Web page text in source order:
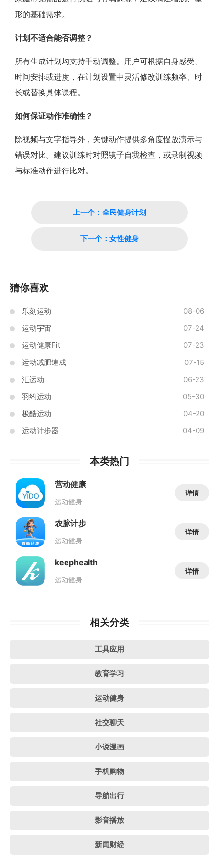
形的基础需求。
计划不适合能否调整？
所有生成计划均支持手动调整。用户可根据自身感受、
时间安排或进度，在计划设置中灵活修改训练频率、时
长或替换具体课程。
如何保证动作准确性？
除视频与文字指导外，关键动作提供多角度慢放演示与
错误对比。建议训练时对照镜子自我检查，或录制视频
与标准动作进行比对。
上一个：全民健身计划
下一个：女性健身
猜你喜欢
乐刻运动
08-06
运动宇宙
07-24
运动健康Fit
07-23
运动减肥速成
07-15
汇运动
06-23
羽约运动
05-30
极酷运动
04-20
运动计步器
04-09
本类热门
营动健康
运动健身
详情
农脉计步
运动健身
详情
keephealth
运动健身
详情
相关分类
工具应用
教育学习
运动健身
社交聊天
小说漫画
手机购物
导航出行
影音播放
新闻财经